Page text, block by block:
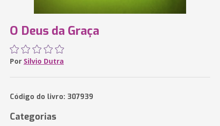
O Deus da Graça
Por Silvio Dutra
Código do livro: 307939
Categorias